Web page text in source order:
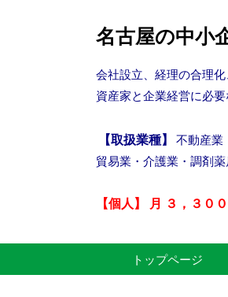
名古屋の中小
会社設立、経理の合理
資産家と企業経営に必
【取扱業種】 不動産業
貿易業・介護業・調剤
【個人】 月 ３，３
トップページ